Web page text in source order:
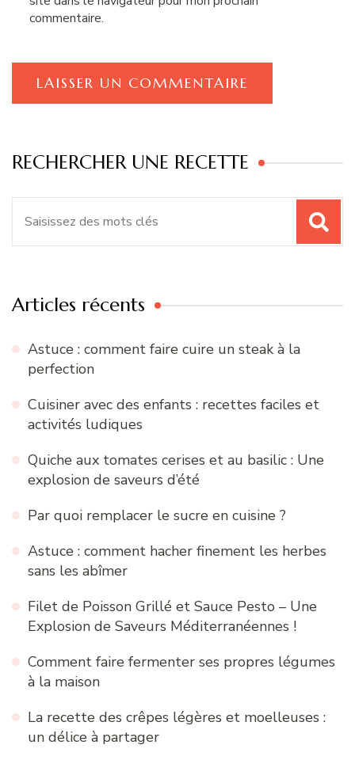
commentaire.
RECHERCHER UNE RECETTE
Articles récents
Astuce : comment faire cuire un steak à la
perfection
Cuisiner avec des enfants : recettes faciles et
activités ludiques
Quiche aux tomates cerises et au basilic : Une
explosion de saveurs d’été
Par quoi remplacer le sucre en cuisine ?
Astuce : comment hacher finement les herbes
sans les abîmer
Filet de Poisson Grillé et Sauce Pesto – Une
Explosion de Saveurs Méditerranéennes !
Comment faire fermenter ses propres légumes
à la maison
La recette des crêpes légères et moelleuses :
un délice à partager